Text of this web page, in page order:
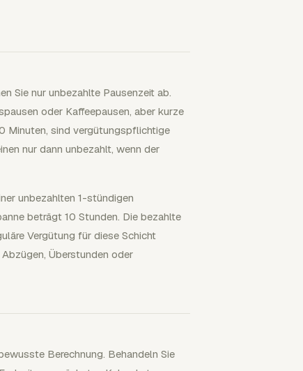
Sie nur unbezahlte Pausenzeit ab.
oder Kaffeepausen, aber kurze
Minuten, sind vergütungspflichtige
nur dann unbezahlt, wenn der
unbezahlten 1-stündigen
beträgt 10 Stunden. Die bezahlte
Vergütung für diese Schicht
Überstunden oder
Berechnung. Behandeln Sie